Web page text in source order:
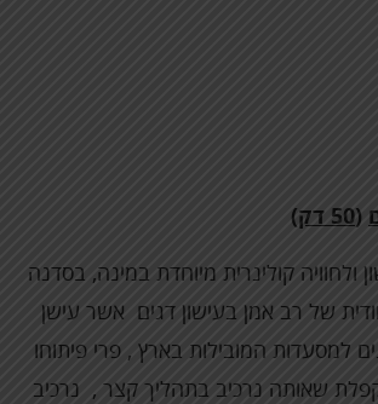
(50 דק)
ולחוויה קולינרית מיוחדת במינה, בסדנה
של רב אמן בעישון דגים אשר עישן
למסעדות המובילות בארץ , פרי פיתוחו
שאותה נרכיב בתהליך קצר , נרכיב